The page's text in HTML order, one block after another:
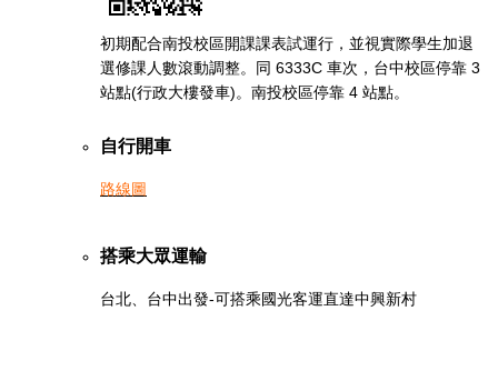
初期配合南投校區開課課表試運行，並視實際學生加退
選修課人數滾動調整。同 6333C 車次，台中校區停靠 3
站點(行政大樓發車)。南投校區停靠 4 站點。
自行開車
路線圖
搭乘大眾運輸
台北、台中出發-可搭乘國光客運直達中興新村